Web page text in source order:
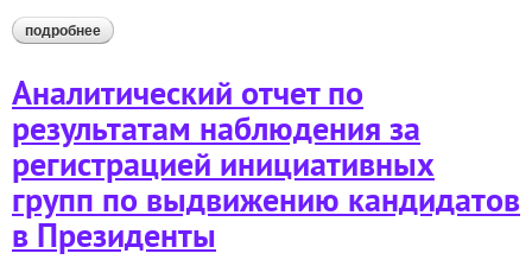
подробнее о аналитический отчет о наблюдении за формированием
территориальных избирательных комиссий
Аналитический отчет по
результатам наблюдения за
регистрацией инициативных
групп по выдвижению кандидатов
в Президенты